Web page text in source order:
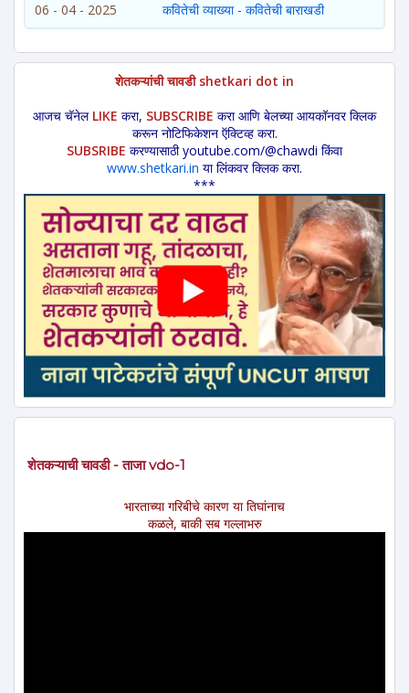
06 - 04 - 2025 कवितेची व्याख्या - कवितेची बाराखडी
शेतकऱ्यांची चावडी shetkari dot in
आजच चॅनेल LIKE करा, SUBSCRIBE करा आणि बेलच्या आयकॉनवर क्लिक
करून नोटिफिकेशन ऍक्टिव्ह करा.
SUBSRIBE करण्यासाठी youtube.com/@chawdi किंवा
www.shetkari.in या लिंकवर क्लिक करा.
***
शेतकऱ्याची चावडी - ताजा vdo-1
भारताच्या गरिबीचे कारण या तिघांनाच
कळले, बाकी सब गल्लाभरु